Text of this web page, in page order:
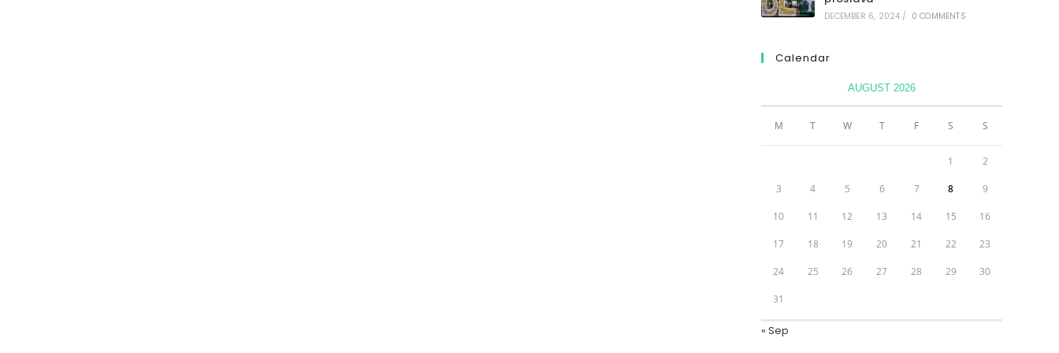
DECEMBER 6, 2024 / 0 COMMENTS
Calendar
AUGUST 2026
M T W T F S S
1 2
3 4 5 6 7 8 9
10 11 12 13 14 15 16
17 18 19 20 21 22 23
24 25 26 27 28 29 30
31
« Sep